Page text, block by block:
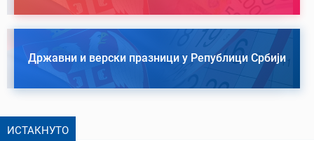
Државни и верски празници у Републици Србији
ИСТАКНУТО